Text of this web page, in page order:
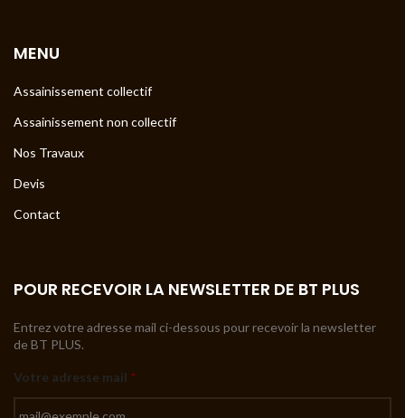
MENU
Assainissement collectif
Assainissement non collectif
Nos Travaux
Devis
Contact
POUR RECEVOIR LA NEWSLETTER DE BT PLUS
Entrez votre adresse mail ci-dessous pour recevoir la newsletter
de BT PLUS.
Votre adresse mail *